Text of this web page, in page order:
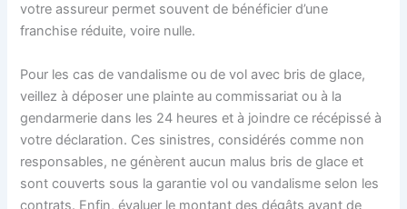
votre assureur permet souvent de bénéficier d’une
franchise réduite, voire nulle.
Pour les cas de vandalisme ou de vol avec bris de glace,
veillez à déposer une plainte au commissariat ou à la
gendarmerie dans les 24 heures et à joindre ce récépissé à
votre déclaration. Ces sinistres, considérés comme non
responsables, ne génèrent aucun malus bris de glace et
sont couverts sous la garantie vol ou vandalisme selon les
contrats. Enfin, évaluer le montant des dégâts avant de